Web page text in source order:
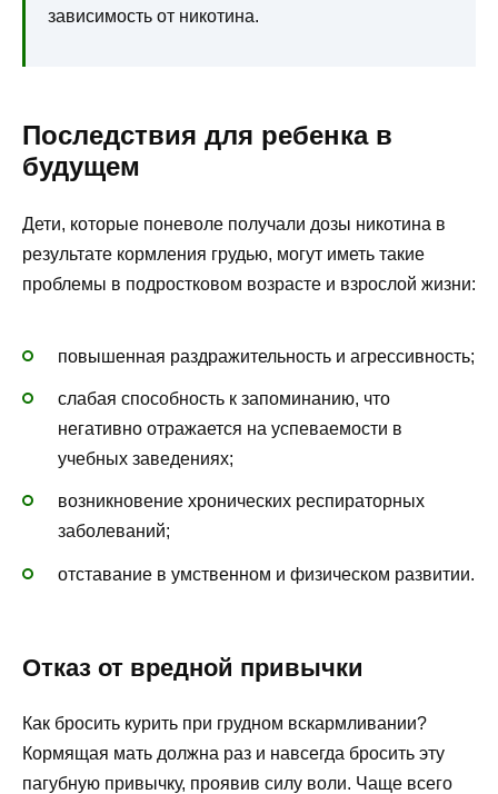
зависимость от никотина.
Последствия для ребенка в
будущем
Дети, которые поневоле получали дозы никотина в
результате кормления грудью, могут иметь такие
проблемы в подростковом возрасте и взрослой жизни:
повышенная раздражительность и агрессивность;
слабая способность к запоминанию, что
негативно отражается на успеваемости в
учебных заведениях;
возникновение хронических респираторных
заболеваний;
отставание в умственном и физическом развитии.
Отказ от вредной привычки
Как бросить курить при грудном вскармливании?
Кормящая мать должна раз и навсегда бросить эту
пагубную привычку, проявив силу воли. Чаще всего